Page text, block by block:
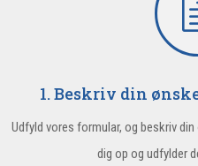
1. Beskriv din
Udfyld vores formular, og beskriv
dig op og udfylder